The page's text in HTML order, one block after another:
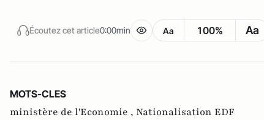
Écoutez cet article0:00min Aa 100% Aa
MOTS-CLES
ministère de l'Economie , Nationalisation EDF